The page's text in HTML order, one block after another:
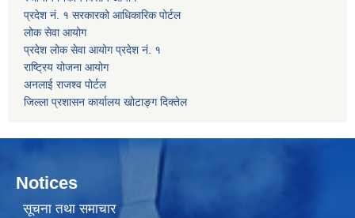
प्रदेश नं. १ सरकारको आधिकारिक पोर्टल
लोक सेवा आयोग
प्रदेश लोक सेवा आयोग प्रदेश नं. १
राष्ट्रिय योजना आयोग
अनलाई राजश्व पोर्टल
जिल्ला प्रशासन कार्यालय खोटाङ्ग दिक्तेल
Notices
सूचना तथा समाचार